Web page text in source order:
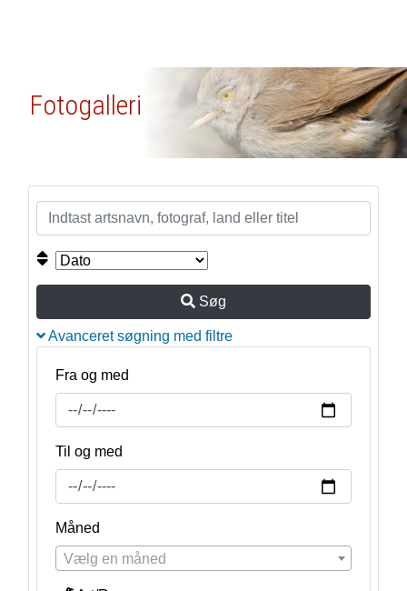
Fotogalleri
Søg
Avanceret søgning med filtre
Fra og med
Til og med
Måned
Vælg en måned